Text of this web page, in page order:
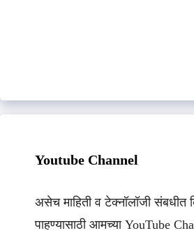
Youtube Channel
असेच माहिती व टेक्नॉलॉजी संबधीत
पाहण्यासाठी आमच्या YouTube